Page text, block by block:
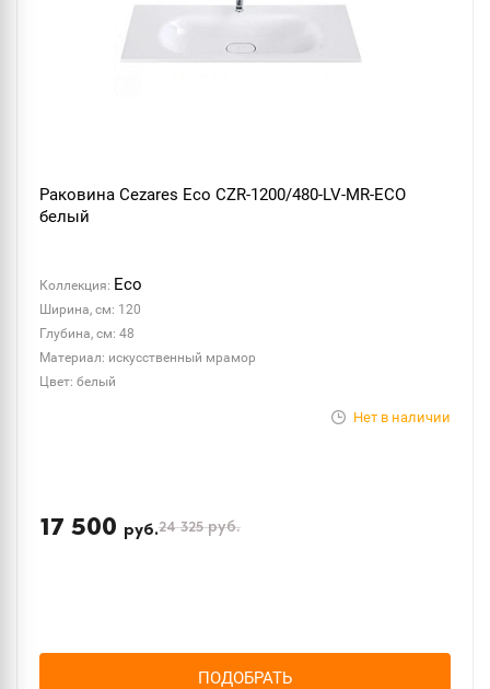
Раковина Cezares Eco CZR-1200/480-LV-MR-ECO
белый
Коллекция: Eco
Ширина, см: 120
Глубина, см: 48
Материал: искусственный мрамор
Цвет: белый
Нет в наличии
17 500 руб.24 325руб.
ПОДОБРАТЬ